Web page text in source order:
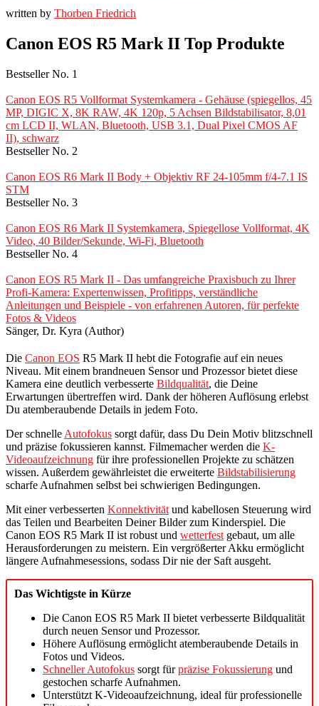
written by Thorben Friedrich
Canon EOS R5 Mark II Top Produkte
Bestseller No. 1
Canon EOS R5 Vollformat Systemkamera - Gehäuse (spiegellos, 45
MP, DIGIC X, 8K RAW, 4K 120p, 5 Achsen Bildstabilisator, 8,01
cm LCD II, WLAN, Bluetooth, USB 3.1, Dual Pixel CMOS AF
II), schwarz
Bestseller No. 2
Canon EOS R6 Mark II Body + Objektiv RF 24-105mm f/4-7.1 IS
STM
Bestseller No. 3
Canon EOS R6 Mark II Systemkamera, Spiegellose Vollformat, 4K
Video, 40 Bilder/Sekunde, Wi-Fi, Bluetooth
Bestseller No. 4
Canon EOS R5 Mark II - Das umfangreiche Praxisbuch zu Ihrer
Profi-Kamera: Expertenwissen, Profitipps, verständliche
Anleitungen und Beispiele - von erfahrenen Autoren, für perfekte
Fotos & Videos
Sänger, Dr. Kyra (Author)
Die Canon EOS R5 Mark II hebt die Fotografie auf ein neues
Niveau. Mit einem brandneuen Sensor und Prozessor bietet diese
Kamera eine deutlich verbesserte Bildqualität, die Deine
Erwartungen übertreffen wird. Dank der höheren Auflösung erlebst
Du atemberaubende Details in jedem Foto.
Der schnelle Autofokus sorgt dafür, dass Du Dein Motiv blitzschnell
und präzise fokussieren kannst. Filmemacher werden die K-
Videoaufzeichnung für ihre professionellen Projekte zu schätzen
wissen. Außerdem gewährleistet die erweiterte Bildstabilisierung
scharfe Aufnahmen selbst bei schwierigen Bedingungen.
Mit einer verbesserten Konnektivität und kabellosen Steuerung wird
das Teilen und Bearbeiten Deiner Bilder zum Kinderspiel. Die
Canon EOS R5 Mark II ist robust und wetterfest gebaut, um alle
Herausforderungen zu meistern. Ein vergrößerter Akku ermöglicht
längere Aufnahmesessions, sodass Dir nie der Saft ausgeht.
Das Wichtigste in Kürze
Die Canon EOS R5 Mark II bietet verbesserte Bildqualität
durch neuen Sensor und Prozessor.
Höhere Auflösung ermöglicht atemberaubende Details in
Fotos und Videos.
Schneller Autofokus sorgt fürpräzise Fokussierung und
gestochen scharfe Aufnahmen.
Unterstützt K-Videoaufzeichnung, ideal für professionelle